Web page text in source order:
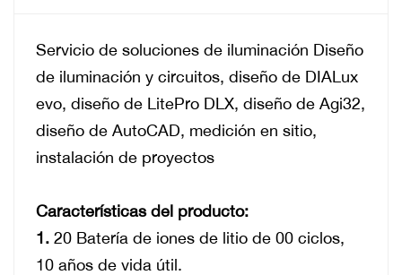
Servicio de soluciones de iluminación Diseño
de iluminación y circuitos, diseño de DIALux
evo, diseño de LitePro DLX, diseño de Agi32,
diseño de AutoCAD, medición en sitio,
instalación de proyectos
Características del producto:
1. 20 Batería de iones de litio de 00 ciclos,
10 años de vida útil.